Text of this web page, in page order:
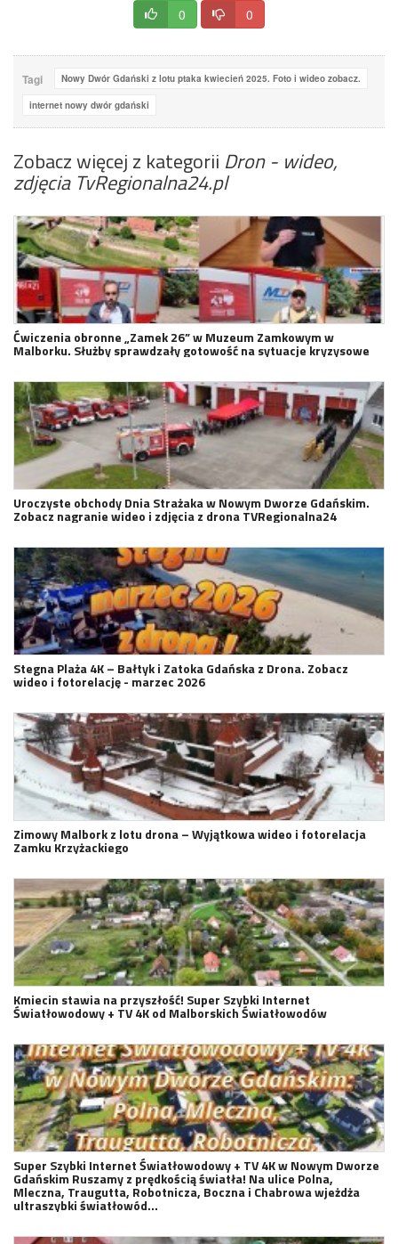
0 0
Tagi Nowy Dwór Gdański z lotu ptaka kwiecień 2025. Foto i wideo zobacz.
internet nowy dwór gdański
Zobacz więcej z kategorii Dron - wideo,
zdjęcia TvRegionalna24.pl
Ćwiczenia obronne „Zamek 26” w Muzeum Zamkowym w
Malborku. Służby sprawdzały gotowość na sytuacje kryzysowe
Uroczyste obchody Dnia Strażaka w Nowym Dworze Gdańskim.
Zobacz nagranie wideo i zdjęcia z drona TVRegionalna24
Stegna Plaża 4K – Bałtyk i Zatoka Gdańska z Drona. Zobacz
wideo i fotorelację - marzec 2026
Zimowy Malbork z lotu drona – Wyjątkowa wideo i fotorelacja
Zamku Krzyżackiego
Kmiecin stawia na przyszłość! Super Szybki Internet
Światłowodowy + TV 4K od Malborskich Światłowodów
Super Szybki Internet Światłowodowy + TV 4K w Nowym Dworze
Gdańskim Ruszamy z prędkością światła! Na ulice Polna,
Mleczna, Traugutta, Robotnicza, Boczna i Chabrowa wjeżdża
ultraszybki światłowód…